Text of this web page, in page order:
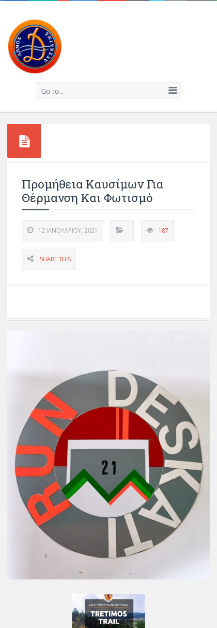
Go to...
Προμήθεια Καυσίμων Για
Θέρμανση Και Φωτισμό
12 ΙΑΝΟΥΑΡΊΟΥ, 2021 187
SHARE THIS